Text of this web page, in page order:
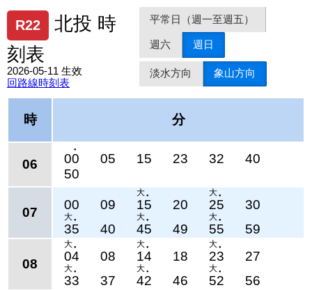
R22
北投 時
刻表
2026-05-11 生效
回路線時刻表
平常日（週一至週五）
週六 週日
淡水方向 象山方向
時 分
06
●
00 05 15 23 32
40
50
07
00 09
大 ●
15 20
大 ●
25 30
大 ●
35 40
大 ●
45 49
大 ●
55 59
08
大 ●
04 08
大 ●
14 18
大 ●
23 27
大 ●
33 37
大 ●
42 46
大 ●
52 56